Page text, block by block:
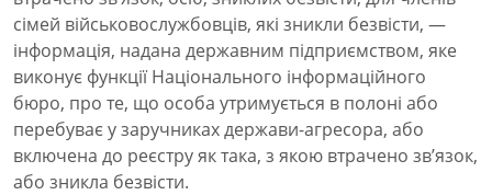
сімей військовослужбовців, які зникли безвісти, —
інформація, надана державним підприємством, яке
виконує функції Національного інформаційного
бюро, про те, що особа утримується в полоні або
перебуває у заручниках держави-агресора, або
включена до реєстру як така, з якою втрачено зв’язок,
або зникла безвісти.